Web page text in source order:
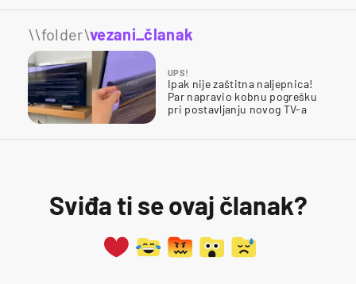
\\folder\vezani_članak
UPS!
Ipak nije zaštitna naljepnica!
Par napravio kobnu pogrešku
pri postavljanju novog TV-a
Sviđa ti se ovaj članak?